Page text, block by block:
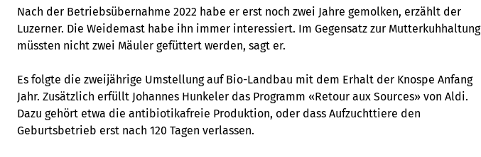
Nach der Betriebsübernahme 2022 habe er erst noch zwei Jahre gemolken, erzählt der
Luzerner. Die Weidemast habe ihn immer interessiert. Im Gegensatz zur Mutterkuhhaltung
müssten nicht zwei Mäuler gefüttert werden, sagt er.
Es folgte die zweijährige Umstellung auf Bio-Landbau mit dem Erhalt der Knospe Anfang
Jahr. Zusätzlich erfüllt Johannes Hunkeler das Programm «Retour aux Sources» von Aldi.
Dazu gehört etwa die antibiotikafreie Produktion, oder dass Aufzuchttiere den
Geburtsbetrieb erst nach 120 Tagen verlassen.